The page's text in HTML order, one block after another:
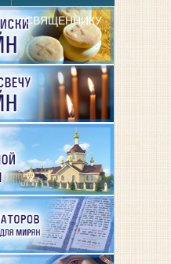
СВЯЩЕННИКУ